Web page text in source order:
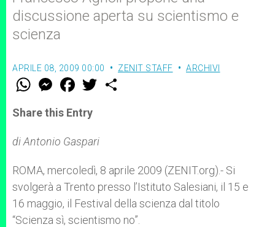
discussione aperta su scientismo e
scienza
APRILE 08, 2009 00:00 ZENIT STAFF ARCHIVI
W
t
s
p
p
M
e
s
e
g
e
F
a
e
b
o
k
w
Share this Entry
di Antonio Gaspari
ROMA, mercoledì, 8 aprile 2009 (ZENIT.org).- Si
svolgerà a Trento presso l’Istituto Salesiani, il 15 e
16 maggio, il Festival della scienza dal titolo
“Scienza sì, scientismo no”.